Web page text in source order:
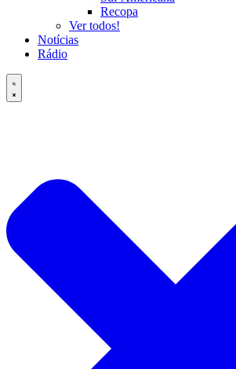
Recopa
Ver todos!
Notícias
Rádio